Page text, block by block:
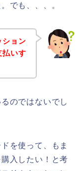
でも、、、。
ション
払いす
のではないでし
を使って、もま
入したい！と考